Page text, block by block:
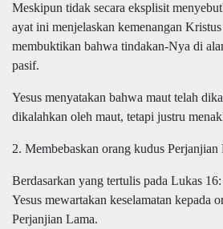
Meskipun tidak secara eksplisit
ayat ini menjelaskan kemenangan
membuktikan bahwa tindakan-Nya di
pasif.
Yesus menyatakan bahwa maut telah
dikalahkan oleh maut, tetapi justru
2. Membebaskan orang kudus Perjanjian
Berdasarkan yang tertulis pada Lukas
Yesus mewartakan keselamatan kepada
Perjanjian Lama.